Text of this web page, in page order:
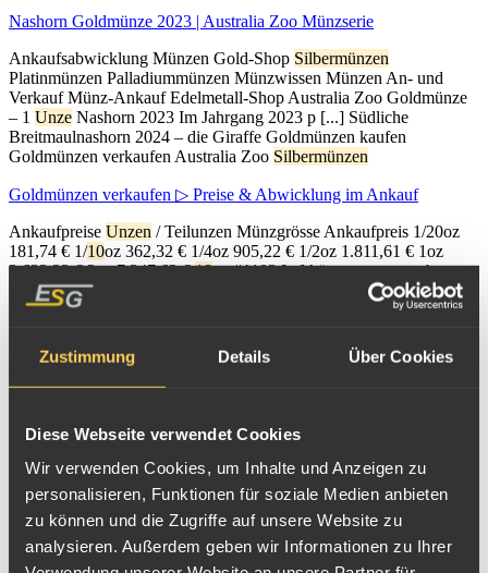
Zustimmung Details Über Cookies
Diese Webseite verwendet Cookies
Wir verwenden Cookies, um Inhalte und Anzeigen zu
personalisieren, Funktionen für soziale Medien anbieten
zu können und die Zugriffe auf unsere Website zu
analysieren. Außerdem geben wir Informationen zu Ihrer
Nashorn Goldmünze 2023 | Australia Zoo Münzserie
Ankaufsabwicklung Münzen Gold-Shop Silbermünzen
Platinmünzen Palladiummünzen Münzwissen Münzen An- und
Verkauf Münz-Ankauf Edelmetall-Shop Australia Zoo Goldmünze
– 1 Unze Nashorn 2023 Im Jahrgang 2023 p [...] Südliche
Breitmaulnashorn 2024 – die Giraffe Goldmünzen kaufen
Goldmünzen verkaufen Australia Zoo Silbermünzen
Goldmünzen verkaufen ▷ Preise & Abwicklung im Ankauf
Ankaufpreise Unzen / Teilunzen Münzgrösse Ankaufpreis 1/20oz
181,74 € 1/10oz 362,32 € 1/4oz 905,22 € 1/2oz 1.811,61 € 1oz
3.623,23€ 2oz7.247,62€10oz #{102 [...] können an uns, ebenso
wie an Banken oder Sparkassen, zum Beispiel folgende 1oz, 1/2oz,
1/4oz oder 1/
oz Goldanlagemünzen verkaufen : Krügerrand
100 Euro Goldmünzen "Säulen der Demokratie" BRD ▷ Wert
Einigkeit, Recht, Freiheit
Somalia Spanien Südafrika Türkei Tuvalu Ungarn USA Weitere
Länder Ankaufsabwicklung Münzen Gold-Shop
Platinmünzen Palladiummünzen Münzwissen Münzen An- und
Verkauf Münz-Ankauf Edelmetall-Shop 100 [...] geringem Aufgeld
nahe des Goldpreises an Sammler und Anleger ausgegeben. Der
Durchmesser der 1/2Unzen(15,55g) schweren 100 Euro Münzen
beträgt gleichbleibend 28mm, die Dicke 1,65mm. Die Münze wird